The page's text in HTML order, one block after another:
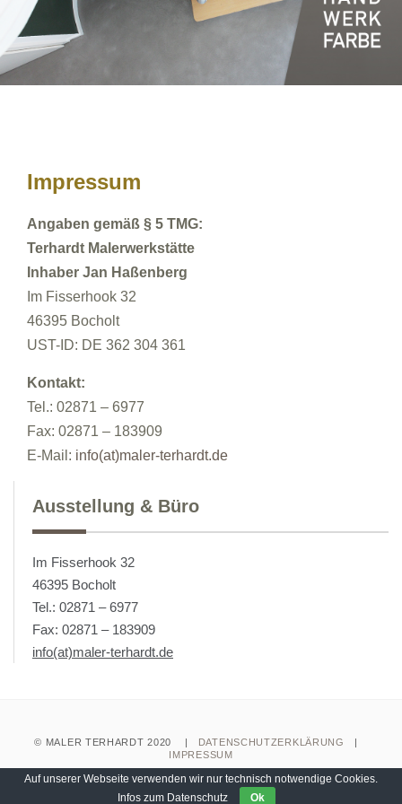
Impressum
Angaben gemäß § 5 TMG:
Terhardt Malerwerkstätte
Inhaber Jan Haßenberg
Im Fisserhook 32
46395 Bocholt
UST-ID: DE 362 304 361
Kontakt:
Tel.: 02871 – 6977
Fax: 02871 – 183909
E-Mail: info(at)maler-terhardt.de
Ausstellung & Büro
Im Fisserhook 32
46395 Bocholt
Tel.: 02871 – 6977
Fax: 02871 – 183909
info(at)maler-terhardt.de
© MALER TERHARDT 2020 | DATENSCHUTZERKLÄRUNG
|
IMPRESSUM
Auf unserer Webseite verwenden wir nur technisch notwendige Cookies.
Infos zum Datenschutz
Ok